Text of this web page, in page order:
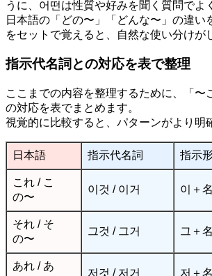
うに、어떤は性質や好みを聞く質問でよ
日本語の「どの〜」「どんな〜」の違い
をセットで覚えると、自然な使い分けが
指示代名詞との対応を表で整理
ここまでの内容を整理するために、「〜
の対応を表でまとめます。
視覚的に比較すると、パターンがより明
日本語 指示代名詞 指示
これ / こ
の〜
이것 / 이거 이＋
それ / そ
の〜
그것 / 그거 그＋
あれ / あ
저것 / 저거 저＋